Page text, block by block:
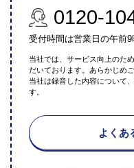
0120-
受付時間は営業日の午前
当社では、サービス向上のた
だいております。あらかじめ
当社は録音した内容について
す。
よくあ